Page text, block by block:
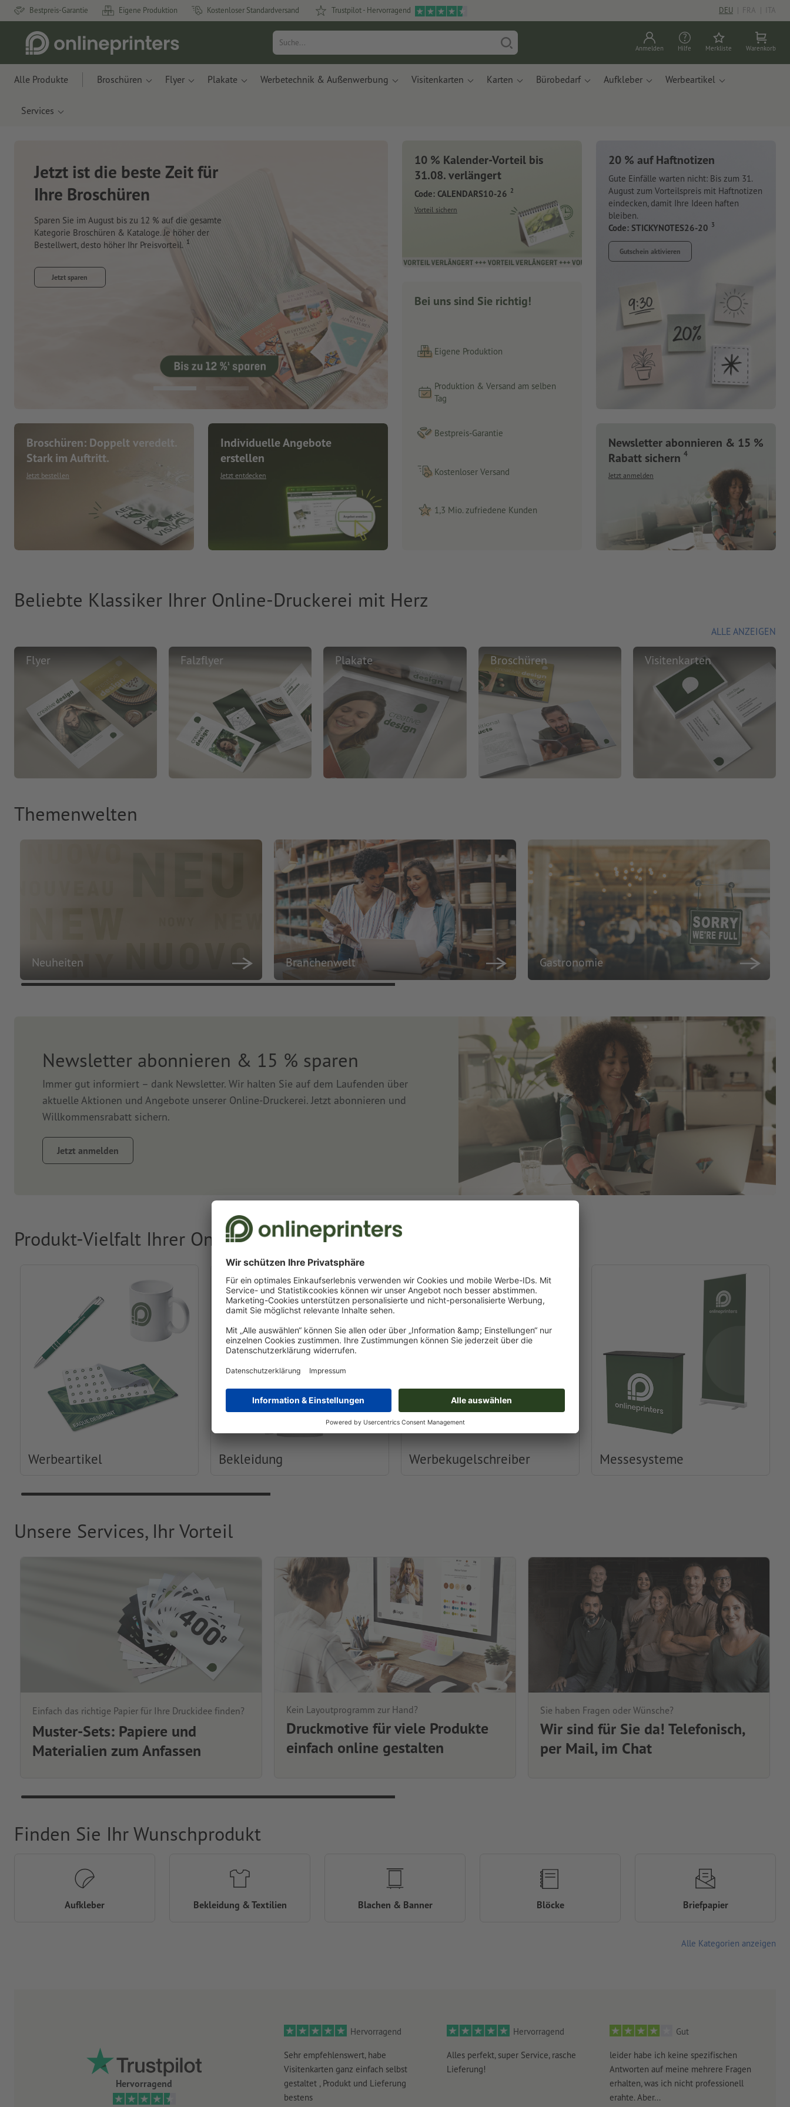
Bestpreis-Garantie Eigene Produktion Kostenloser Standardversand Trustpilot - Hervorragend DEU | FRA | ITA
Anmelden Hilfe Merkliste Warenkorb
Alle Produkte Broschüren Flyer Plakate Werbetechnik & Außenwerbung Visitenkarten Karten Bürobedarf Aufkleber Werbeartikel
Services
Neue Notizbücher &
Planer für Ihren
Schreibtisch
Mit innovativen Materialien aus Apfelresten und
Jetzt entdecken
Broschüren: Doppelt veredelt.
Stark im Auftritt.
Jetzt bestellen
Individuelle Angebote
erstellen
Jetzt entdecken
10 % Kalender-Vorteil bis
31.08. verlängert
Code: CALENDARS10-26 2
Vorteil sichern
Bei uns sind Sie richtig!
Eigene Produktion
Produktion & Versand am selben
Tag
Bestpreis-Garantie
Kostenloser Versand
1,3 Mio. zufriedene Kunden
20 % auf Haftnotizen
Gute Einfälle warten nicht: Bis zum 31.
August zum Vorteilspreis mit Haftnotizen
eindecken, damit Ihre Ideen haften
bleiben.
Code: STICKYNOTES26-20 3
Gutschein aktivieren
Newsletter abonnieren & 15 %
Rabatt sichern 4
Jetzt anmelden
Beliebte Klassiker Ihrer Online-Druckerei mit Herz
ALLE ANZEIGEN
Flyer Falzflyer Plakate Broschüren Visitenkarten
Themenwelten
Neuheiten Branchenwelt Gastronomie
Newsletter abonnieren & 15 % sparen
Immer gut informiert – dank Newsletter. Wir halten Sie auf dem Laufenden über
aktuelle Aktionen und Angebote unserer Online-Druckerei. Jetzt abonnieren und
Willkommensrabatt sichern.
Jetzt anmelden
Produkt-Vielfalt Ihrer Online-Druckerei
Werbeartikel Bekleidung Werbekugelschreiber Messesysteme
Unsere Services, Ihr Vorteil
Einfach das richtige Papier für Ihre Druckidee finden?
Muster-Sets: Papiere und
Materialien zum Anfassen
Kein Layoutprogramm zur Hand?
Druckmotive für viele Produkte
einfach online gestalten
Sie haben Fragen oder Wünsche?
Wir sind für Sie da! Telefonisch,
per Mail, im Chat
Hervorragend
Hervorragend
Sehr empfehlenswert, habe
Visitenkarten ganz einfach selbst
gestaltet , Produkt und Lieferung
bestens
Hervorragend
Alles perfekt, super Service, rasche
Lieferung!
Gut
leider habe ich keine spezifischen
Antworten auf meine mehrere Fragen
erhalten, was ich nicht professionell
erahte. Aber...
Finden Sie Ihr Wunschprodukt
Aufkleber Bekleidung & Textilien Blachen & Banner Blöcke Briefpapier
Alle Kategorien anzeigen